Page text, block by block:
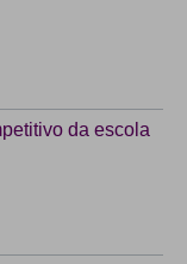
da escola